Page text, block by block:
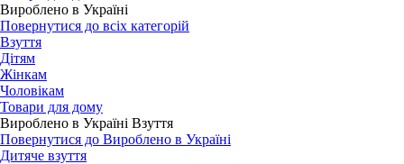
Вироблено в Україні
Повернутися до всіх категорій
Взуття
Дітям
Жінкам
Чоловікам
Товари для дому
Вироблено в Україні Взуття
Повернутися до Вироблено в Україні
Дитяче взуття